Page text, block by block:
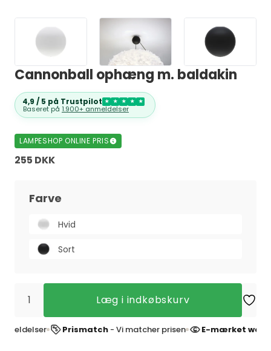
Cannonball ophæng m. baldakin
4,9 / 5 på Trustpilot ★ ★ ★ ★ ★
Baseret på 1.900+ anmeldelser
LAMPESHOP ONLINE PRIS
255 DKK
Farve
Hvid
Sort
Læg i indkøbskurv
Prismatch- Vi matcher prisen E-mærket webshop